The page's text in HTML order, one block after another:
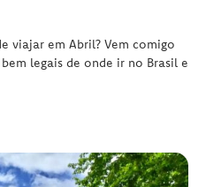
viajar em Abril? Vem comigo
legais de onde ir no Brasil e